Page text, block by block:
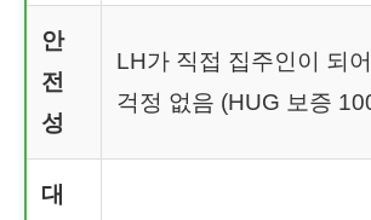
안
전
성
LH가 직접 집주인이 되
걱정 없음 (HUG 보증
대